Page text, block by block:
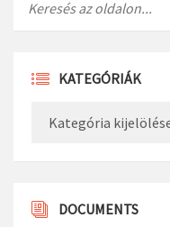
KATEGÓRIÁK
DOCUMENTS